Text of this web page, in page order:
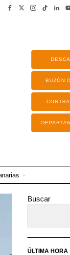
BUZÓN
Buscar
ÚLTIMA HORA